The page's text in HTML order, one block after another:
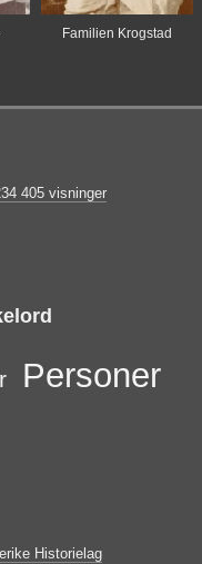
Familien Krogstad
405 visninger
Personer
Historielag